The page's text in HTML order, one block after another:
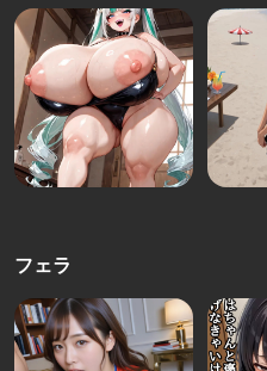
フェラ